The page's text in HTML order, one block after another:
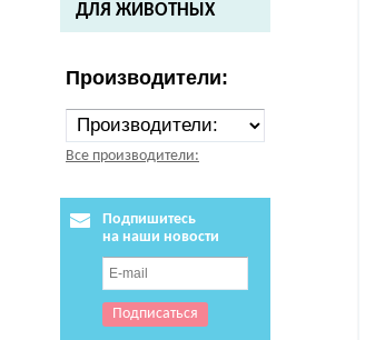
ДЛЯ ЖИВОТНЫХ
Производители:
Все производители:
Подпишитесь
на наши новости